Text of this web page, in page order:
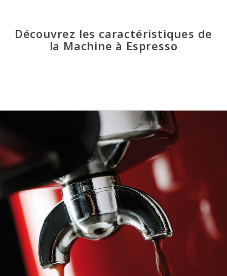
Découvrez les caractéristiques de
la Machine à Espresso